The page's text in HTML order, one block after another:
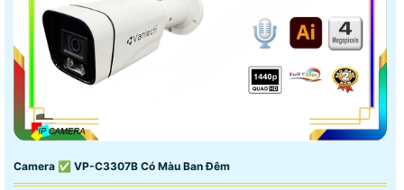
Camera ✅ VP-C3307B Có Màu Ban Đêm